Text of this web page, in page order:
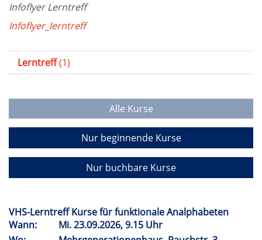
Infoflyer Lerntreff
Infoflyer_lerntreff
Lerntreff(1)
Alle Kurse
Nur beginnende Kurse
Nur buchbare Kurse
VHS-Lerntreff Kurse für funktionale Analphabeten
Wann:
Mi.23.09.2026, 9.15 Uhr